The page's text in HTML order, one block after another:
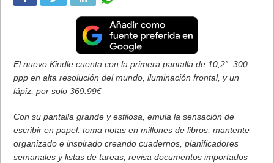
El nuevo Kindle cuenta con la primera pantalla de 10,2”, 300
ppp en alta resolución del mundo, iluminación frontal, y un
lápiz, por solo 369.99€
Con su pantalla grande y estilosa, emula la sensación de
escribir en papel: toma notas en millones de libros; mantente
organizado e inspirado creando cuadernos, planificadores
semanales y listas de tareas; revisa documentos importados